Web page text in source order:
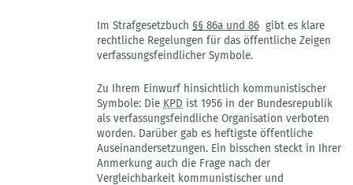
Im Strafgesetzbuch §§ 86a und 86 gibt es klare
rechtliche Regelungen für das öffentliche Zeigen
verfassungsfeindlicher Symbole.
Zu Ihrem Einwurf hinsichtlich kommunistischer
Symbole: Die KPD ist 1956 in der Bundesrepublik
als verfassungsfeindliche Organisation verboten
worden. Darüber gab es heftigste öffentliche
Auseinandersetzungen. Ein bisschen steckt in Ihrer
Anmerkung auch die Frage nach der
Vergleichbarkeit kommunistischer und